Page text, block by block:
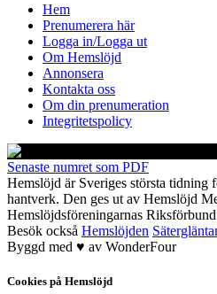
Hem
Prenumerera här
Logga in/Logga ut
Om Hemslöjd
Annonsera
Kontakta oss
Om din prenumeration
Integritetspolicy
Senaste numret som PDF
Hemslöjd är Sveriges största tidning
hantverk. Den ges ut av Hemslöjd
Hemslöjdsföreningarnas
Besök också Hemslöjden
Byggd med ♥ av WonderFour
Cookies på Hemslöjd